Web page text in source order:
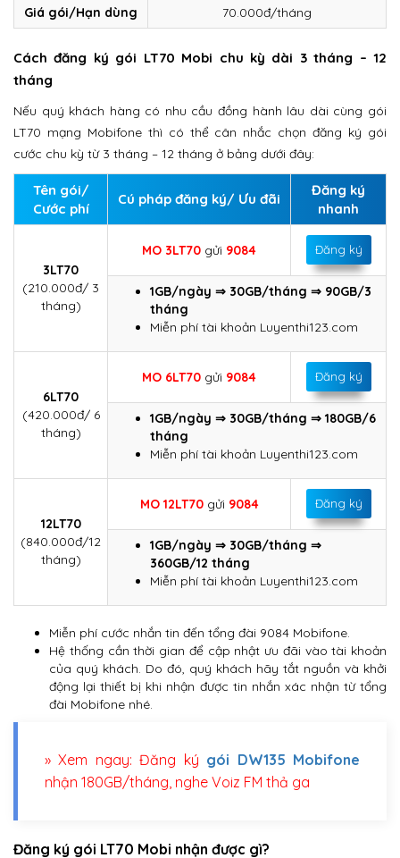
Giá gói/Hạn dùng 70.000đ/tháng
Cách đăng ký gói LT70 Mobi chu kỳ dài 3 tháng – 12
tháng
Nếu quý khách hàng có nhu cầu đồng hành lâu dài cùng gói
LT70 mạng Mobifone thì có thể cân nhắc chọn đăng ký gói
cước chu kỳ từ 3 tháng – 12 tháng ở bảng dưới đây:
Tên gói/
Cước phí
Cú pháp đăng ký/ Ưu đãi
Đăng ký
nhanh
3LT70
(210.000đ/ 3
tháng)
MO 3LT70 gửi 9084 Đăng ký
1GB/ngày ⇒ 30GB/tháng ⇒ 90GB/3
tháng
Miễn phí tài khoản Luyenthi123.com
6LT70
(420.000đ/ 6
tháng)
MO 6LT70 gửi 9084 Đăng ký
1GB/ngày ⇒ 30GB/tháng ⇒ 180GB/6
tháng
Miễn phí tài khoản Luyenthi123.com
12LT70
(840.000đ/12
tháng)
MO 12LT70 gửi 9084 Đăng ký
1GB/ngày ⇒ 30GB/tháng ⇒
360GB/12 tháng
Miễn phí tài khoản Luyenthi123.com
Miễn phí cước nhắn tin đến tổng đài 9084 Mobifone.
Hệ thống cần thời gian để cập nhật ưu đãi vào tài khoản
của quý khách. Do đó, quý khách hãy tắt nguồn và khởi
động lại thiết bị khi nhận được tin nhắn xác nhận từ tổng
đài Mobifone nhé.
» Xem ngay: Đăng ký gói DW135 Mobifone
nhận 180GB/tháng, nghe Voiz FM thả ga
Đăng ký gói LT70 Mobi nhận được gì?